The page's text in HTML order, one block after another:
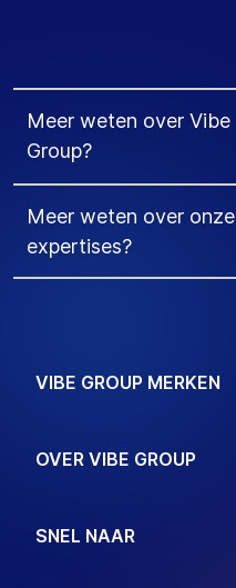
Meer weten over Vibe
Group?
Meer weten over onze
expertises?
VIBE GROUP MERKEN
OVER VIBE GROUP
SNEL NAAR